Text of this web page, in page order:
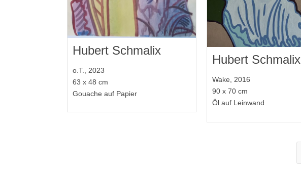
Hubert Schmalix
o.T., 2023
63 x 48 cm
Gouache auf Papier
Hubert Schmalix
Wake, 2016
90 x 70 cm
Öl auf Leinwand